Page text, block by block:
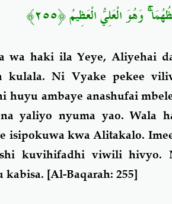
وَهُوَ الْعَلِيُّ الْعَظِيمُ ﴿٢٥٥﴾
wa haki ila Yeye, Aliyehai
kulala. Ni Vyake pekee
ambaye anashufai
yaliyo nyuma yao. Wala
isipokuwa kwa Alitakalo.
kuvihifadhi viwili hivyo.
kabisa. [Al-Baqarah: 255]